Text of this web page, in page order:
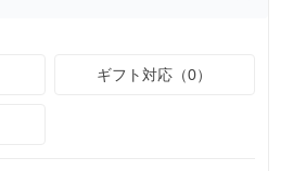
ギフト対応（0）